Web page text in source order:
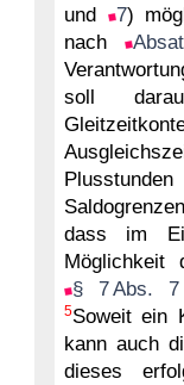
und
7)
nach
soll
dass im
Möglichkeit
§ 7 Abs.
5Soweit ein
kann auch
dieses